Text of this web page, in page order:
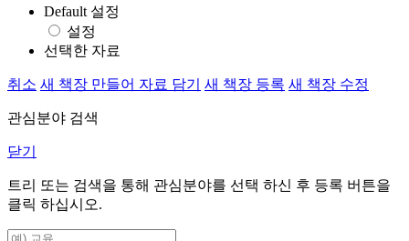
Default 설정
설정
선택한 자료
취소 새 책장 만들어 자료 담기 새 책장 등록 새 책장 수정
관심분야 검색
닫기
트리 또는 검색을 통해 관심분야를 선택 하신 후 등록 버튼을
클릭 하십시오.